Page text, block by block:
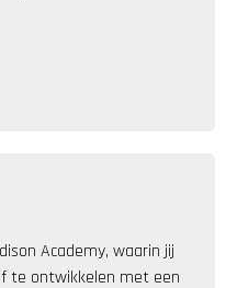
Academy, waarin jij
te ontwikkelen met een